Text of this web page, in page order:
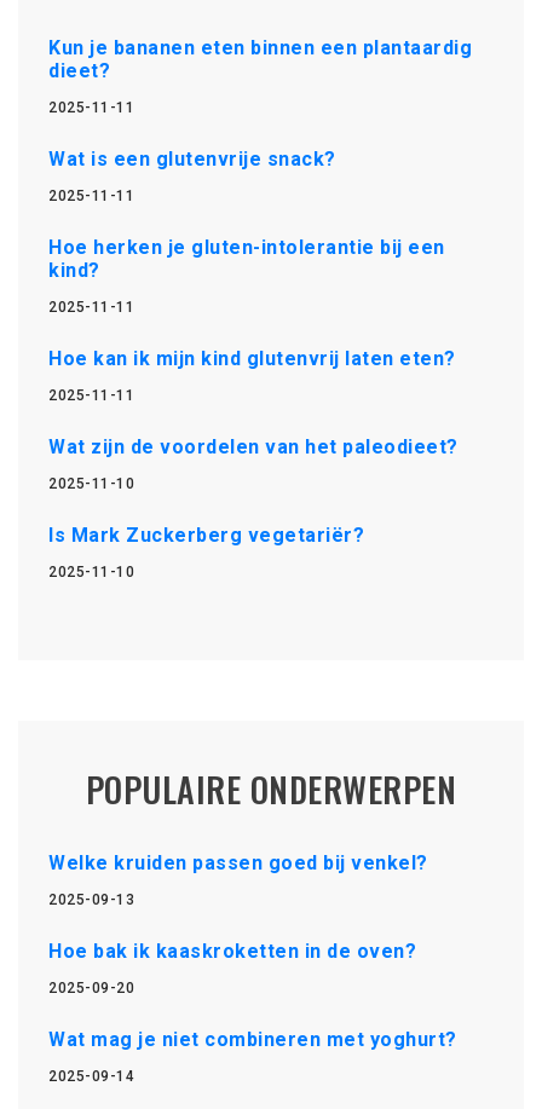
Kun je bananen eten binnen een plantaardig
dieet?
2025-11-11
Wat is een glutenvrije snack?
2025-11-11
Hoe herken je gluten-intolerantie bij een
kind?
2025-11-11
Hoe kan ik mijn kind glutenvrij laten eten?
2025-11-11
Wat zijn de voordelen van het paleodieet?
2025-11-10
Is Mark Zuckerberg vegetariër?
2025-11-10
POPULAIRE ONDERWERPEN
Welke kruiden passen goed bij venkel?
2025-09-13
Hoe bak ik kaaskroketten in de oven?
2025-09-20
Wat mag je niet combineren met yoghurt?
2025-09-14